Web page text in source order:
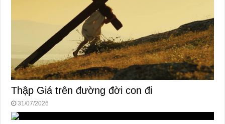
Thập Giá trên đường đời con đi
31/07/2026